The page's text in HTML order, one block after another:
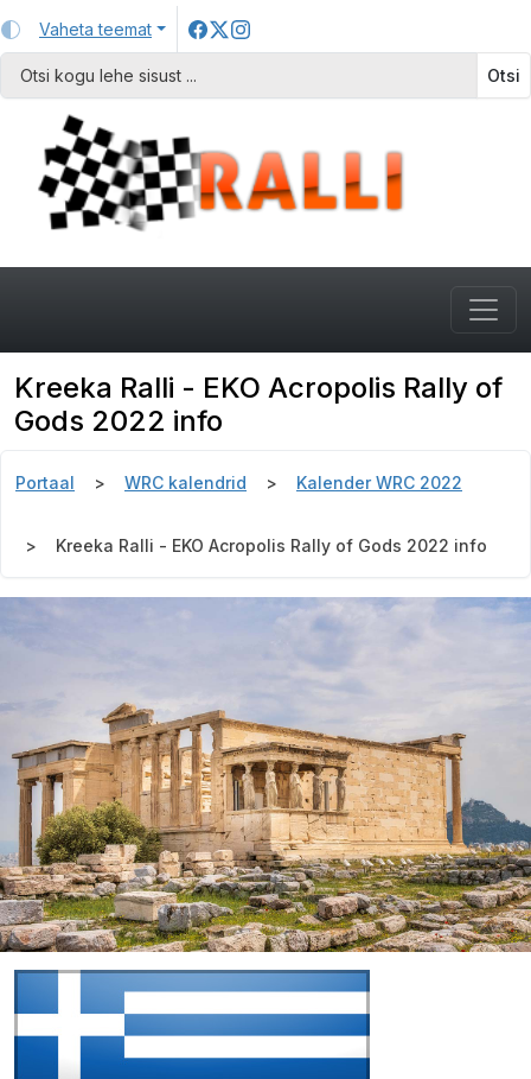
Vaheta teemat
Otsi
Kreeka Ralli - EKO Acropolis Rally of
Gods 2022 info
Portaal WRC kalendrid Kalender WRC 2022
Kreeka Ralli - EKO Acropolis Rally of Gods 2022 info